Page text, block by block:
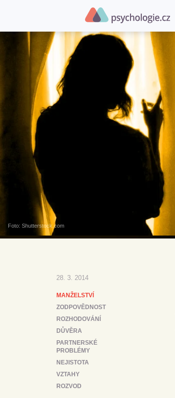
Foto: Shutterstock.com
28. 3. 2014
MANŽELSTVÍ
ZODPOVĚDNOST
ROZHODOVÁNÍ
DŮVĚRA
PARTNERSKÉ
PROBLÉMY
NEJISTOTA
VZTAHY
ROZVOD